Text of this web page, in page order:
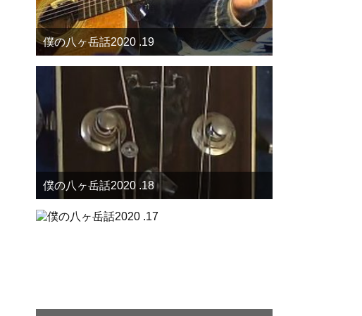
僕の八ヶ岳話2020 .19
僕の八ヶ岳話2020 .18